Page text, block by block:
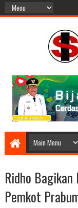
Ridho
Pemkot